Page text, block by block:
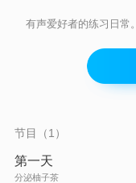
有声爱好者的练习日常。
节目（1）
第一天
分泌柚子茶